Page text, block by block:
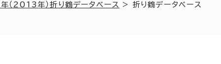
（2013年）折り鶴データベース > 折り鶴データベース